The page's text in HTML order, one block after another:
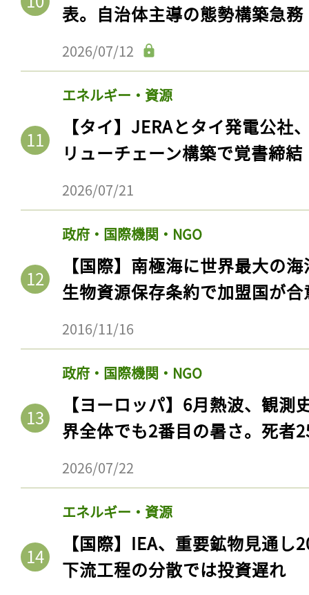
表。自治体主導の態勢構築急務
2026/07/12
エネルギー・資源
【タイ】JERAとタイ発電公社
リューチェーン構築で覚書締結
2026/07/21
政府・国際機関・NGO
【国際】南極海に世界最大の
生物資源保存条約で加盟国が合
2016/11/16
政府・国際機関・NGO
【ヨーロッパ】6月熱波、観
界全体でも2番目の暑さ。死者
2026/07/22
エネルギー・資源
【国際】IEA、重要鉱物見通
下流工程の分散では投資遅れ